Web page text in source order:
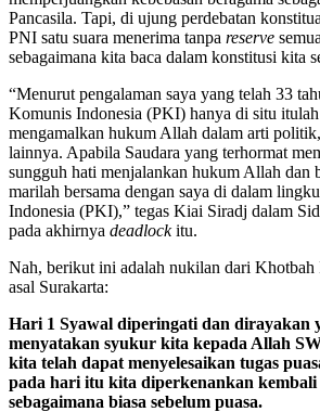
Pancasila. Tapi, di ujung perdebatan
PNI satu suara menerima tanpa reserve
sebagaimana kita baca dalam konstitusi kita
“Menurut pengalaman saya yang telah 33
Komunis Indonesia (PKI) hanya di situ
mengamalkan hukum Allah dalam arti
lainnya. Apabila Saudara yang terhormat
sungguh hati menjalankan hukum Allah dan
marilah bersama dengan saya di dalam
Indonesia (PKI),” tegas Kiai Siradj dalam
pada akhirnya deadlockitu.
Nah, berikut ini adalah nukilan dari
asal Surakarta:
Hari 1 Syawal diperingati dan dirayakan
menyatakan syukur kita kepada Allah
kita telah dapat menyelesaikan tugas
pada hari itu kita diperkenankan
sebagaimana biasa sebelum puasa.